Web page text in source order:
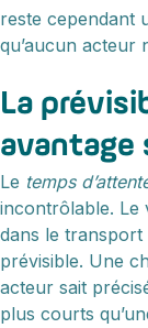
reste cependant
qu’aucun acteur
La
avantage
Le temps
incontrôlable. Le
dans le transport
prévisible. Une
acteur sait
plus courts